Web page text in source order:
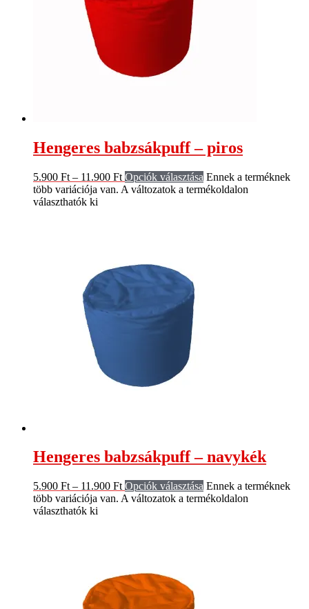
Hengeres babzsákpuff – piros
5.900 Ft – 11.900 Ft Opciók választása Ennek a terméknek
több variációja van. A változatok a termékoldalon
választhatók ki
Hengeres babzsákpuff – navykék
5.900 Ft – 11.900 Ft Opciók választása Ennek a terméknek
több variációja van. A változatok a termékoldalon
választhatók ki